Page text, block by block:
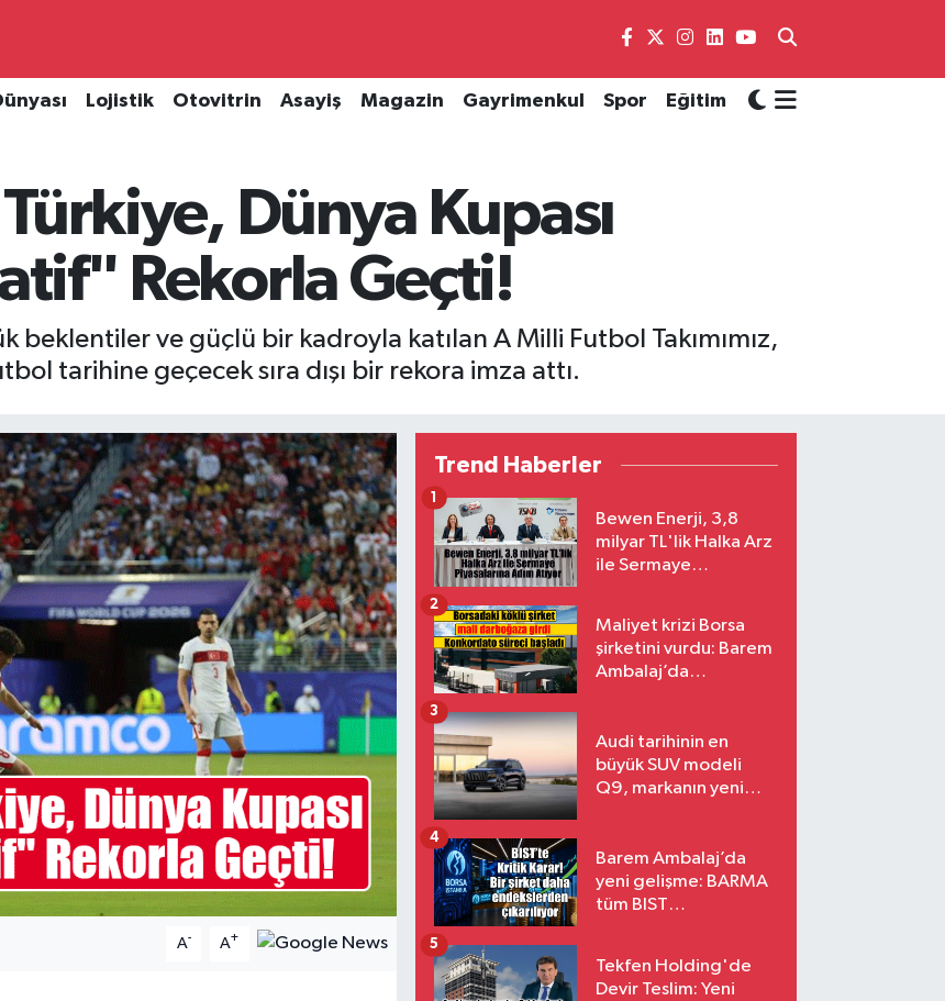
Lojistik Otovitrin Asayiş Magazin Gayrimenkul Spor Eğitim
Dünya Kupası
Rekorla Geçti!
beklentiler ve güçlü bir kadroyla katılan A Milli Futbol Takımımız,
tarihine geçecek sıra dışı bir rekora imza attı.
A- A+
Trend Haberler
Bewen Enerji, 3,8
milyar TL'lik Halka Arz
ile Sermaye
1
Maliyet krizi Borsa
şirketini vurdu: Barem
Ambalaj’da
2
Audi tarihinin en
büyük SUV modeli
Q9, markanın yeni
3
Barem Ambalaj’da
yeni gelişme: BARMA
tüm BIST
4
Tekfen Holding'de
Devir Teslim: Yeni
5